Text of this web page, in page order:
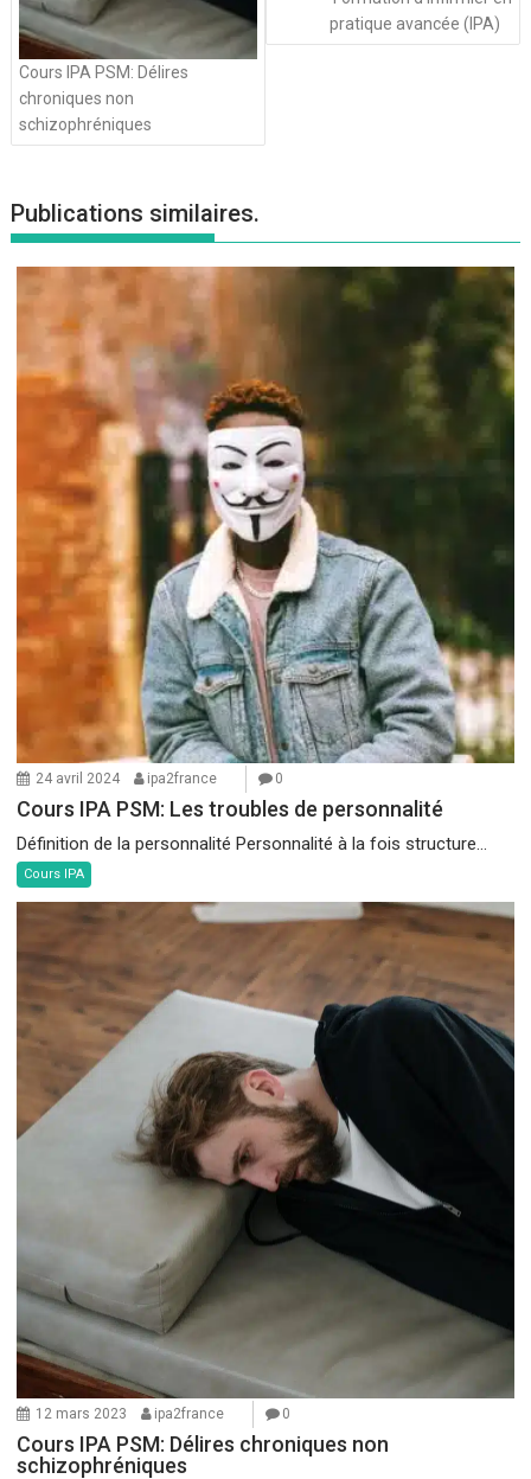
Cours IPA PSM: Délires
chroniques non
schizophréniques
pratique avancée (IPA)
Publications similaires.
24 avril 2024 ipa2france 0
Cours IPA PSM: Les troubles de personnalité
Définition de la personnalité Personnalité à la fois structure...
Cours IPA
12 mars 2023 ipa2france 0
Cours IPA PSM: Délires chroniques non
schizophréniques